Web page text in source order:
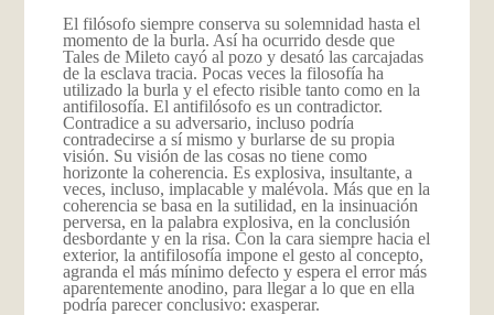
El filósofo siempre conserva su solemnidad hasta el
momento de la burla. Así ha ocurrido desde que
Tales de Mileto cayó al pozo y desató las carcajadas
de la esclava tracia. Pocas veces la filosofía ha
utilizado la burla y el efecto risible tanto como en la
antifilosofía. El antifilósofo es un contradictor.
Contradice a su adversario, incluso podría
contradecirse a sí mismo y burlarse de su propia
visión. Su visión de las cosas no tiene como
horizonte la coherencia. Es explosiva, insultante, a
veces, incluso, implacable y malévola. Más que en la
coherencia se basa en la sutilidad, en la insinuación
perversa, en la palabra explosiva, en la conclusión
desbordante y en la risa. Con la cara siempre hacia el
exterior, la antifilosofía impone el gesto al concepto,
agranda el más mínimo defecto y espera el error más
aparentemente anodino, para llegar a lo que en ella
podría parecer conclusivo: exasperar.